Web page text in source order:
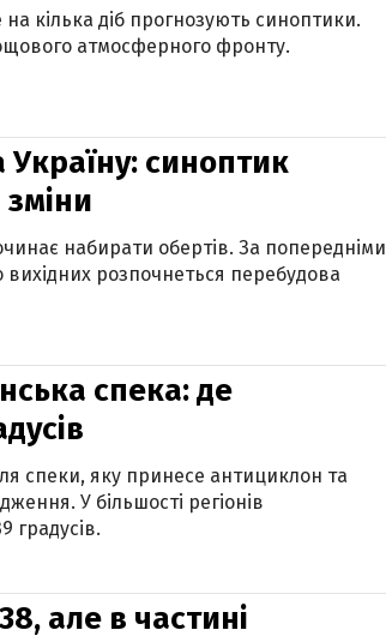
кілька діб прогнозують синоптики.
атмосферного фронту.
синоптик
набирати обертів. За попередніми
розпочнеться перебудова
спека: де
спеки, яку принесе антициклон та
У більшості регіонів
градусів.
але в частині